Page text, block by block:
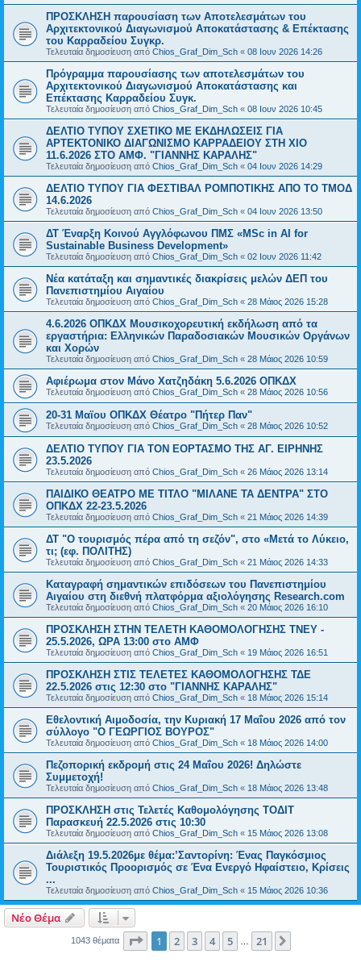
ΠΡΟΣΚΛΗΣΗ παρουσίαση των Αποτελεσμάτων του
Αρχιτεκτονικού Διαγωνισμού Αποκατάστασης & Επέκτασης
του Καρραδείου Συγκρ.
Τελευταία δημοσίευση από Chios_Graf_Dim_Sch « 08 Ιουν 2026 14:26
Πρόγραμμα παρουσίασης των αποτελεσμάτων του
Αρχιτεκτονικού Διαγωνισμού Αποκατάστασης και
Επέκτασης Καρραδείου Συγκ.
Τελευταία δημοσίευση από Chios_Graf_Dim_Sch « 08 Ιουν 2026 10:45
ΔΕΛΤΙΟ ΤΥΠΟΥ ΣΧΕΤΙΚΟ ΜΕ ΕΚΔΗΛΩΣΕΙΣ ΓΙΑ
ΑΡΤΕΚΤΟΝΙΚΟ ΔΙΑΓΩΝΙΣΜΟ ΚΑΡΡΑΔΕΙΟΥ ΣΤΗ ΧΙΟ
11.6.2026 ΣΤΟ ΑΜΦ. "ΓΙΑΝΝΗΣ ΚΑΡΑΛΗΣ"
Τελευταία δημοσίευση από Chios_Graf_Dim_Sch « 04 Ιουν 2026 14:29
ΔΕΛΤΙΟ ΤΥΠΟΥ ΓΙΑ ΦΕΣΤΙΒΑΛ ΡΟΜΠΟΤΙΚΗΣ ΑΠΟ ΤΟ ΤΜΟΔ
14.6.2026
Τελευταία δημοσίευση από Chios_Graf_Dim_Sch « 04 Ιουν 2026 13:50
ΔΤ Έναρξη Κοινού Αγγλόφωνου ΠΜΣ «MSc in AI for
Sustainable Business Development»
Τελευταία δημοσίευση από Chios_Graf_Dim_Sch « 02 Ιουν 2026 11:42
Νέα κατάταξη και σημαντικές διακρίσεις μελών ΔΕΠ του
Πανεπιστημίου Αιγαίου
Τελευταία δημοσίευση από Chios_Graf_Dim_Sch « 28 Μάιος 2026 15:28
4.6.2026 ΟΠΚΔΧ Μουσικοχορευτική εκδήλωση από τα
εργαστήρια: Ελληνικών Παραδοσιακών Μουσικών Οργάνων
και Χορών
Τελευταία δημοσίευση από Chios_Graf_Dim_Sch « 28 Μάιος 2026 10:59
Αφιέρωμα στον Μάνο Χατζηδάκη 5.6.2026 ΟΠΚΔΧ
Τελευταία δημοσίευση από Chios_Graf_Dim_Sch « 28 Μάιος 2026 10:56
20-31 Μαϊου ΟΠΚΔΧ Θέατρο "Πήτερ Παν"
Τελευταία δημοσίευση από Chios_Graf_Dim_Sch « 28 Μάιος 2026 10:52
ΔΕΛΤΙΟ ΤΥΠΟΥ ΓΙΑ ΤΟΝ ΕΟΡΤΑΣΜΟ ΤΗΣ ΑΓ. ΕΙΡΗΝΗΣ
23.5.2026
Τελευταία δημοσίευση από Chios_Graf_Dim_Sch « 26 Μάιος 2026 13:14
ΠΑΙΔΙΚΟ ΘΕΑΤΡΟ ΜΕ ΤΙΤΛΟ "ΜΙΛΑΝΕ ΤΑ ΔΕΝΤΡΑ" ΣΤΟ
ΟΠΚΔΧ 22-23.5.2026
Τελευταία δημοσίευση από Chios_Graf_Dim_Sch « 21 Μάιος 2026 14:39
ΔΤ "Ο τουρισμός πέρα από τη σεζόν", στο «Μετά το Λύκειο,
τι; (εφ. ΠΟΛΙΤΗΣ)
Τελευταία δημοσίευση από Chios_Graf_Dim_Sch « 21 Μάιος 2026 14:33
Καταγραφή σημαντικών επιδόσεων του Πανεπιστημίου
Αιγαίου στη διεθνή πλατφόρμα αξιολόγησης Research.com
Τελευταία δημοσίευση από Chios_Graf_Dim_Sch « 20 Μάιος 2026 16:10
ΠΡΟΣΚΛΗΣΗ ΣΤΗΝ ΤΕΛΕΤΗ ΚΑΘΟΜΟΛΟΓΗΣΗΣ ΤNEY -
25.5.2026, ΩΡΑ 13:00 στο ΑΜΦ
Τελευταία δημοσίευση από Chios_Graf_Dim_Sch « 19 Μάιος 2026 16:51
ΠΡΟΣΚΛΗΣΗ ΣΤΙΣ ΤΕΛΕΤΕΣ ΚΑΘΟΜΟΛΟΓΗΣΗΣ ΤΔΕ
22.5.2026 στις 12:30 στο "ΓΙΑΝΝΗΣ ΚΑΡΑΛΗΣ"
Τελευταία δημοσίευση από Chios_Graf_Dim_Sch « 18 Μάιος 2026 15:14
Eθελοντική Aιμοδοσία, την Κυριακή 17 Μαΐου 2026 από τον
σύλλογο "Ο ΓΕΩΡΓΙΟΣ ΒΟΥΡΟΣ"
Τελευταία δημοσίευση από Chios_Graf_Dim_Sch « 18 Μάιος 2026 14:00
Πεζοπορική εκδρομή στις 24 Μαΐου 2026! Δηλώστε
Συμμετοχή!
Τελευταία δημοσίευση από Chios_Graf_Dim_Sch « 18 Μάιος 2026 13:48
ΠΡΟΣΚΛΗΣΗ στις Τελετές Καθομολόγησης ΤΟΔΙΤ
Παρασκευή 22.5.2026 στις 10:30
Τελευταία δημοσίευση από Chios_Graf_Dim_Sch « 15 Μάιος 2026 13:08
Διάλεξη 19.5.2026με θέμα:’Σαντορίνη: Ένας Παγκόσμιος
Τουριστικός Προορισμός σε Ένα Ενεργό Ηφαίστειο, Κρίσεις
...
Τελευταία δημοσίευση από Chios_Graf_Dim_Sch « 15 Μάιος 2026 10:36
Νέο Θέμα
1043 θέματα Σελίδα από21
1 2 3 4 5 21